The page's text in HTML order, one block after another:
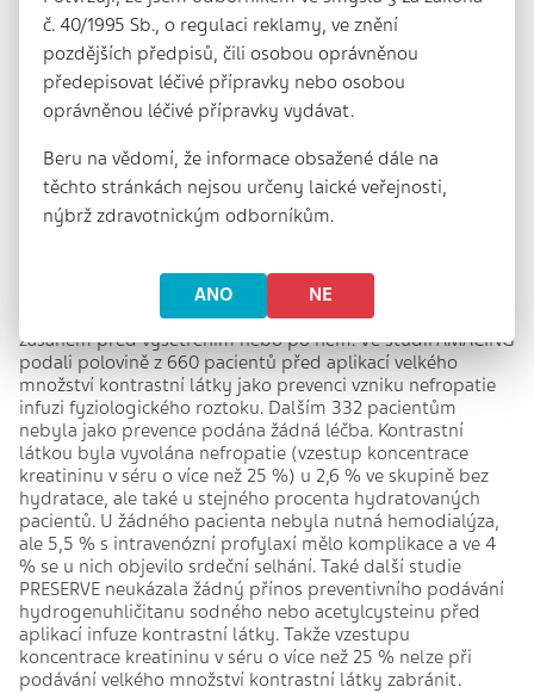
Experiment z let 1968–1973, které dokazují, že výměna
saturovaných tuků za rostlinné tuky, bohaté na linolenovou
kyselinu, sice sníží koncentraci cholesterolu, ale zvýší
mortalitu? Dr. Mandrola uzavírá diskusi o nejlepší dietě tím,
že uvidíme, jak se situace po přijetí úpravy navržené v
Další důležitou řešenou problematikou v roce 2017 byla
prevence vzniku nefropatie při použití většího množství
kontrastní látky. Také tady došlo k zásadní změně
randomizované studie. Obě jednoznačně zavrhly
přesvědčení, že nefropatii, kterou může vyvolat podání
většího množství kontrastní látky, lze předejít nějakým
zásahem před vyšetřením nebo po něm. Ve studii AMACING
podali polovině z 660 pacientů před aplikací velkého
množství kontrastní látky jako prevenci vzniku nefropatie
infuzi fyziologického roztoku. Dalším 332 pacientům
nebyla jako prevence podána žádná léčba. Kontrastní
látkou byla vyvolána nefropatie (vzestup koncentrace
kreatininu v séru o více než 25 %) u 2,6 % ve skupině bez
hydratace, ale také u stejného procenta hydratovaných
pacientů. U žádného pacienta nebyla nutná hemodialýza,
ale 5,5 % s intravenózní profylaxí mělo komplikace a ve 4
% se u nich objevilo srdeční selhání. Také další studie
PRESERVE neukázala žádný přínos preventivního podávání
hydrogenuhličitanu sodného nebo acetylcysteinu před
aplikací infuze kontrastní látky. Takže vzestupu
koncentrace kreatininu v séru o více než 25 % nelze při
podávání velkého množství kontrastní látky zabránit.
č. 40/1995 Sb., o regulaci reklamy, ve znění
pozdějších předpisů, čili osobou oprávněnou
předepisovat léčivé přípravky nebo osobou
oprávněnou léčivé přípravky vydávat.
Beru na vědomí, že informace obsažené dále na
těchto stránkách nejsou určeny laické veřejnosti,
nýbrž zdravotnickým odborníkům.
ANO NE